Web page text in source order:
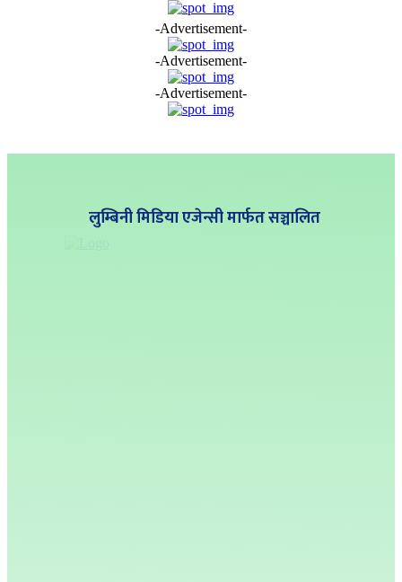
-Advertisement-
-Advertisement-
-Advertisement-
लुम्बिनी मिडिया एजेन्सी मार्फत सञ्चालित